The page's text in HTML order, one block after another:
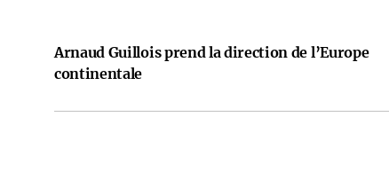
Arnaud Guillois prend la direction de l’Europe
continentale